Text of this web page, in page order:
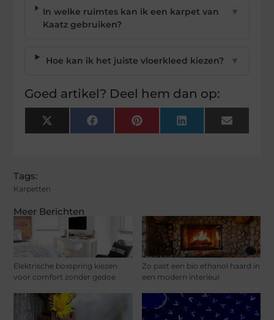
Meer Berichten
Elektrische boxspring kiezen
voor comfort zonder gedoe
Zo past een bio ethanol haard in
een modern interieur
In welke ruimtes kan ik een karpet van
Kaatz gebruiken?
▼
Hoe kan ik het juiste vloerkleed kiezen? ▼
Goed artikel? Deel hem dan op:
X
(Twitter)
FacebookPinterest LinkedIn Email
Tags:
Karpetten